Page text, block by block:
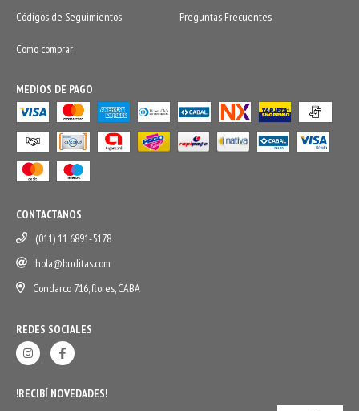
Códigos de Seguimientos Preguntas Frecuentes
Como comprar
MEDIOS DE PAGO
CONTACTANOS
(011) 11 6891-5178
hola@buditas.com
Condarco 716, flores, CABA
REDES SOCIALES
!RECIBÍ NOVEDADES!